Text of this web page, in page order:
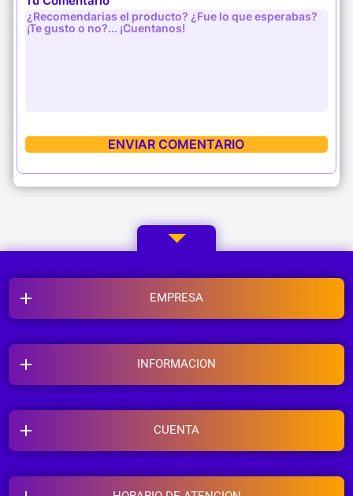
EMPRESA
INFORMACION
CUENTA